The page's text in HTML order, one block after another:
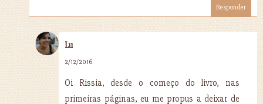
Responder
Lu
2/12/2016
Oi Rissia, desde o começo do livro, nas
primeiras páginas, eu me propus a deixar de